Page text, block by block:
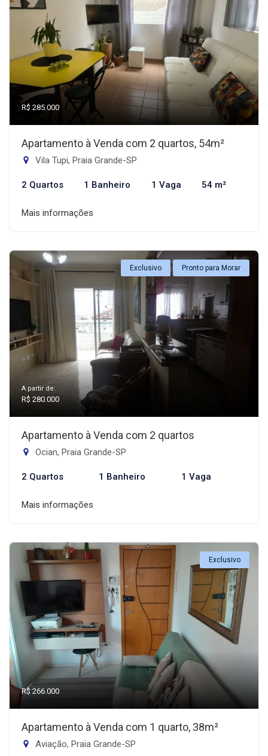
R$ 285.000
Apartamento à Venda com 2 quartos, 54m²
Vila Tupi, Praia Grande-SP
2 Quartos 1 Banheiro 1 Vaga 54 m²
Mais informações
Exclusivo Pronto para Morar
A partir de:
R$ 280.000
Apartamento à Venda com 2 quartos
Ocian, Praia Grande-SP
2 Quartos 1 Banheiro 1 Vaga
Mais informações
Exclusivo
R$ 266.000
Apartamento à Venda com 1 quarto, 38m²
Aviação, Praia Grande-SP